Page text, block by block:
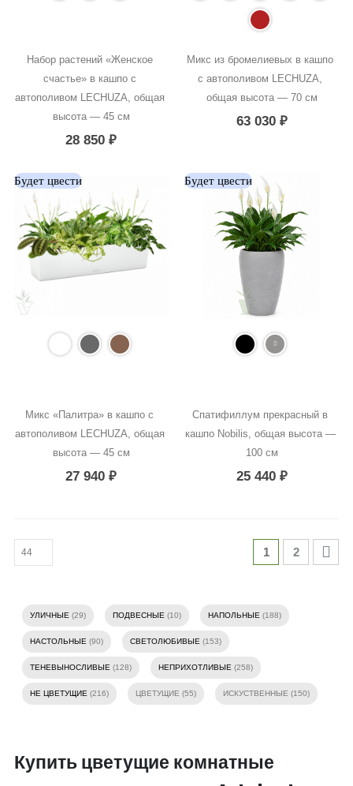
Набор растений «Женское
счастье» в кашпо с
автополивом LECHUZA, общая
высота — 45 см
28 850₽
Микс из бромелиевых в кашпо
с автополивом LECHUZA,
общая высота — 70 см
63 030 ₽
Будет цвести
Микс «Палитра» в кашпо с
автополивом LECHUZA, общая
высота — 45 см
27 940₽
Будет цвести
Спатифиллум прекрасный в
кашпо Nobilis, общая высота —
100 см
25 440 ₽
1 2
УЛИЧНЫЕ (29) ПОДВЕСНЫЕ (10) НАПОЛЬНЫЕ (188)
НАСТОЛЬНЫЕ (90) СВЕТОЛЮБИВЫЕ (153)
ТЕНЕВЫНОСЛИВЫЕ (128) НЕПРИХОТЛИВЫЕ (258)
НЕ ЦВЕТУЩИЕ (216) ЦВЕТУЩИЕ (55) ИСКУСТВЕННЫЕ (150)
Купить цветущие комнатные